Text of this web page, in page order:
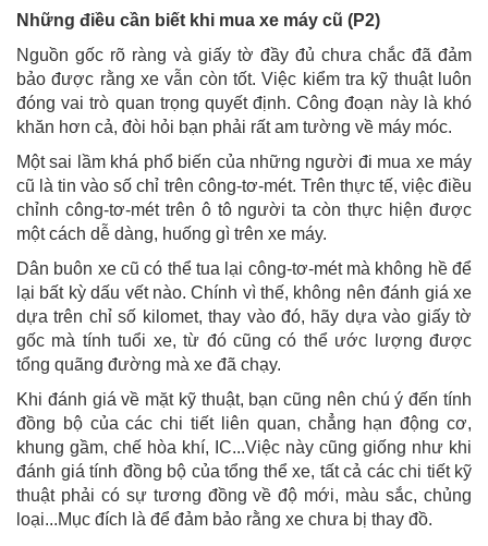
Những điều cần biết khi mua xe máy cũ (P2)
Nguồn gốc rõ ràng và giấy tờ đầy đủ chưa chắc đã đảm
bảo được rằng xe vẫn còn tốt. Việc kiểm tra kỹ thuật luôn
đóng vai trò quan trọng quyết định. Công đoạn này là khó
khăn hơn cả, đòi hỏi bạn phải rất am tường về máy móc.
Một sai lầm khá phổ biến của những người đi mua xe máy
cũ là tin vào số chỉ trên công-tơ-mét. Trên thực tế, việc điều
chỉnh công-tơ-mét trên ô tô người ta còn thực hiện được
một cách dễ dàng, huống gì trên xe máy.
Dân buôn xe cũ có thể tua lại công-tơ-mét mà không hề để
lại bất kỳ dấu vết nào. Chính vì thế, không nên đánh giá xe
dựa trên chỉ số kilomet, thay vào đó, hãy dựa vào giấy tờ
gốc mà tính tuổi xe, từ đó cũng có thể ước lượng được
tổng quãng đường mà xe đã chạy.
Khi đánh giá về mặt kỹ thuật, bạn cũng nên chú ý đến tính
đồng bộ của các chi tiết liên quan, chẳng hạn động cơ,
khung gầm, chế hòa khí, IC...Việc này cũng giống như khi
đánh giá tính đồng bộ của tổng thể xe, tất cả các chi tiết kỹ
thuật phải có sự tương đồng về độ mới, màu sắc, chủng
loại...Mục đích là để đảm bảo rằng xe chưa bị thay đồ.